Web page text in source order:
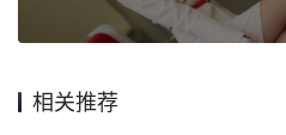
相关推荐